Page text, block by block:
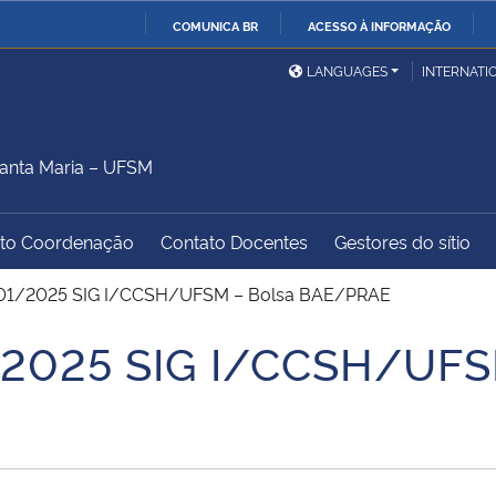
COMUNICA BR ACESSO À INFORMAÇÃO
Ministério da Defesa
Ministério das Relações
Exteriores
Ministério do
Desenvolvimento Regional
Controladoria-Geral da
União
Advocacia-Geral da União Banco Central do Brasil
LANGUAGES
Maria – UFSM
Coordenação Contato Docentes Gestores do sítio
2025 SIG I/CCSH/UFSM – Bolsa BAE/PRAE
SIG I/CCSH/